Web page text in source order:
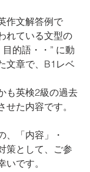
作文解答例で
れている文型の
的語・・” に動
文章で、B1レベ
も英検2級の過去
た内容です。
、「内容」・
策として、ご参
です。